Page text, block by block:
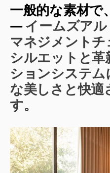
一般的な素材で
—イームズア
マネジメント
シルエットと
ションシステ
な美しさと快適
す。